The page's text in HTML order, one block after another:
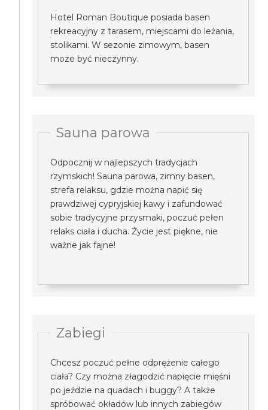
Hotel Roman Boutique posiada basen
rekreacyjny z tarasem, miejscami do leżania,
stolikami. W sezonie zimowym, basen
moze być nieczynny.
Sauna parowa
Odpocznij w najlepszych tradycjach
rzymskich! Sauna parowa, zimny basen,
strefa relaksu, gdzie można napić się
prawdziwej cypryjskiej kawy i zafundować
sobie tradycyjne przysmaki, poczuć pełen
relaks ciała i ducha. Życie jest piękne, nie
ważne jak fajne!
Zabiegi
Chcesz poczuć pełne odprężenie całego
ciała? Czy można złagodzić napięcie mięśni
po jeździe na quadach i buggy? A także
spróbować okładów lub innych zabiegów